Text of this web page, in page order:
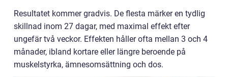
Resultatet kommer gradvis. De flesta märker en tydlig
skillnad inom 27 dagar, med maximal effekt efter
ungefär två veckor. Effekten håller ofta mellan 3 och 4
månader, ibland kortare eller längre beroende på
muskelstyrka, ämnesomsättning och dos.